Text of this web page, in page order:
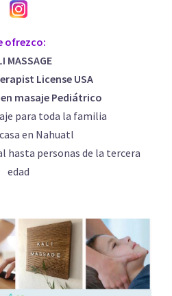
ofrezco:
MASSAGE
License USA
masaje Pediátrico
para toda la familia
en Nahuatl
hasta personas de la tercera
edad